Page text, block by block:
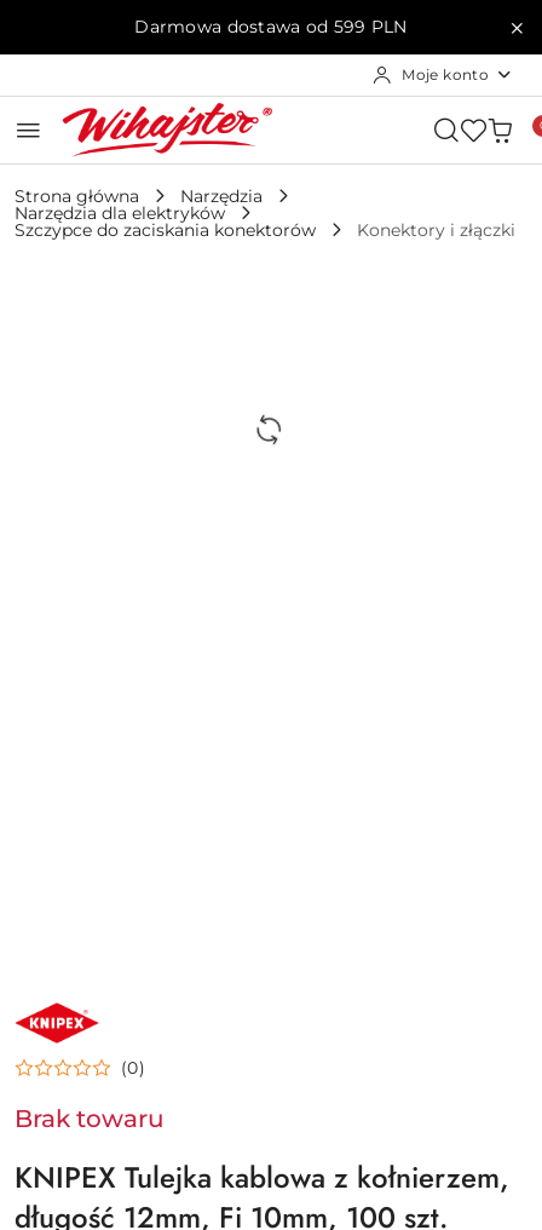
Przejdź do treści głównej
Przejdź do wyszukiwarki
Przejdź do moje konto
Przejdź do menu głównego
Przejdź do opisu produktu
Przejdź do stopkiDarmowa dostawa od 599 PLN
Moje konto
Strona główna Narzędzia
Narzędzia dla elektryków
Szczypce do zaciskania konektorów Konektory i złączki
NAZWA
PRODUCENTA:
KNIPEX
(0)
Brak towaru
KNIPEX Tulejka kablowa z kołnierzem,
długość 12mm, Fi 10mm, 100 szt.